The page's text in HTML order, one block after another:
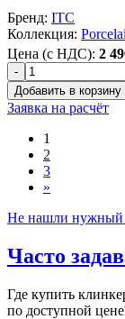
Бренд: ITC
Коллекция:
Цена (с НДС): 2
Заявка на расчёт
1
2
3
»
Не нашли нужный
Часто
Где купить
по доступной